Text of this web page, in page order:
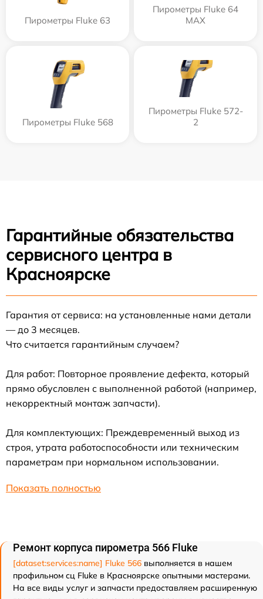
Пирометры Fluke 63
Пирометры Fluke 64
MAX
Пирометры Fluke 568
Пирометры Fluke 572-
2
Гарантийные обязательства
сервисного центра в
Красноярске
Гарантия от сервиса: на установленные нами детали
— до 3 месяцев.
Что считается гарантийным случаем?
Для работ: Повторное проявление дефекта, который
прямо обусловлен с выполненной работой (например,
некорректный монтаж запчасти).
Для комплектующих: Преждевременный выход из
строя, утрата работоспособности или техническим
параметрам при нормальном использовании.
Показать полностью
Ремонт корпуса пирометра 566 Fluke
[dataset:services:name] Fluke 566 выполняется в нашем
профильном сц Fluke в Красноярске опытными мастерами.
На все виды услуг и запчасти предоставляем расширенную